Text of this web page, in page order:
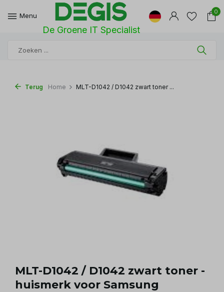
Menu
De Groene IT Specialist
0
Terug Home MLT-D1042 / D1042 zwart toner ...
MLT-D1042 / D1042 zwart toner -
huismerk voor Samsung